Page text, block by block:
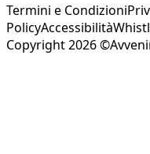
Termini e Condizioni
PolicyAccessibilità
Copyright 2026